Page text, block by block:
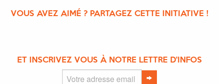
VOUS AVEZ AIMÉ ? PARTAGEZ CETTE INITIATIVE !
ET INSCRIVEZ VOUS À NOTRE LETTRE D'INFOS